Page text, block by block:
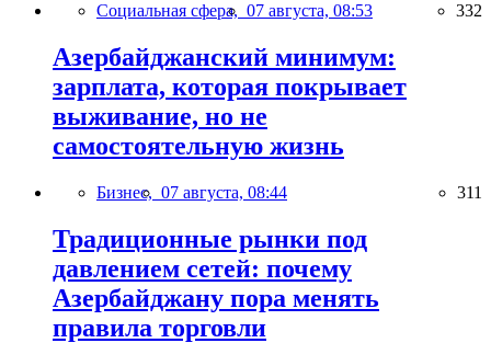
Социальная сфера, 07 августа, 08:53 332
Азербайджанский минимум:
зарплата, которая покрывает
выживание, но не
самостоятельную жизнь
Бизнес, 07 августа, 08:44 311
Традиционные рынки под
давлением сетей: почему
Азербайджану пора менять
правила торговли